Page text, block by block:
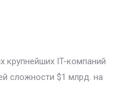
крупнейших IT-компаний
сложности $1 млрд. на